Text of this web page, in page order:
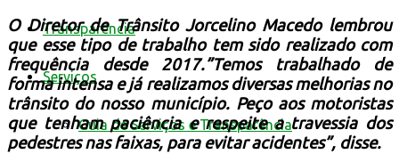
Transparência
Serviços
Guia de Serviços e Transparência
O Diretor de Trânsito Jorcelino Macedo lembrou
que esse tipo de trabalho tem sido realizado com
frequência desde 2017.”Temos trabalhado de
forma intensa e já realizamos diversas melhorias no
trânsito do nosso município. Peço aos motoristas
que tenham paciência e respeite a travessia dos
pedestres nas faixas, para evitar acidentes”, disse.